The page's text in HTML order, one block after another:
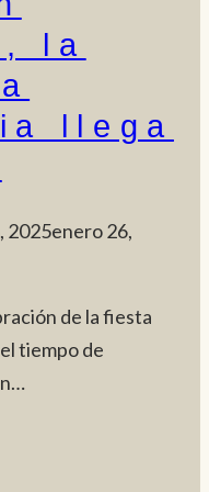
la
llega
2025enero 26,
de la fiesta
tiempo de